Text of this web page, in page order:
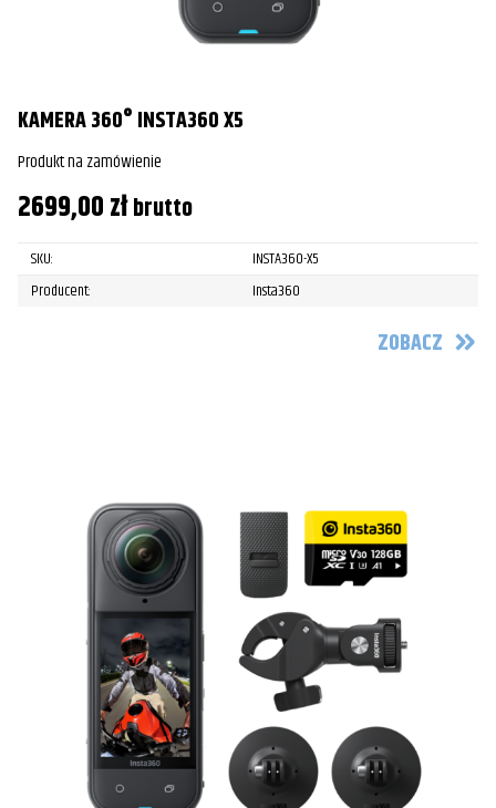
KAMERA 360° INSTA360 X5
Produkt na zamówienie
2699,00złbrutto
SKU:
INSTA360-X5
Producent:
Insta360
ZOBACZ